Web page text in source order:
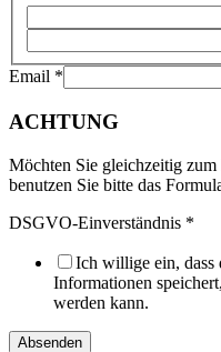
Email *
ACHTUNG
Möchten Sie gleichzeitig
benutzen Sie bitte das
DSGVO-Einverständnis *
Ich willige ein, dass
Informationen
werden kann.
Absenden